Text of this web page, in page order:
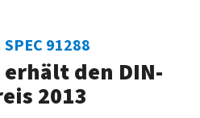
91288
den DIN-
2013